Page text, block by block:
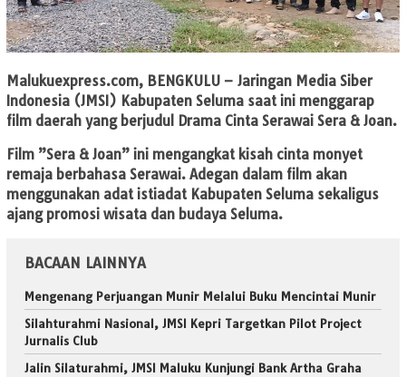
Malukuexpress.com, BENGKULU – Jaringan Media Siber
Indonesia (JMSI) Kabupaten Seluma saat ini menggarap
film daerah yang berjudul Drama Cinta Serawai Sera & Joan.
Film ”Sera & Joan” ini mengangkat kisah cinta monyet
remaja berbahasa Serawai. Adegan dalam film akan
menggunakan adat istiadat Kabupaten Seluma sekaligus
ajang promosi wisata dan budaya Seluma.
BACAAN LAINNYA
Mengenang Perjuangan Munir Melalui Buku Mencintai Munir
Silahturahmi Nasional, JMSI Kepri Targetkan Pilot Project
Jurnalis Club
Jalin Silaturahmi, JMSI Maluku Kunjungi Bank Artha Graha